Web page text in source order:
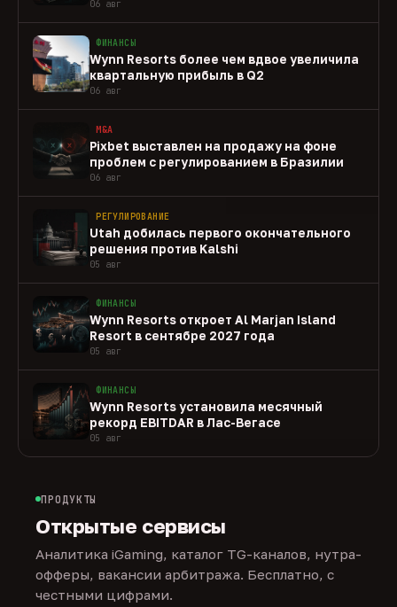
06 авг
ФИНАНСЫ
Wynn Resorts более чем вдвое увеличила
квартальную прибыль в Q2
06 авг
M&A
Pixbet выставлен на продажу на фоне
проблем с регулированием в Бразилии
06 авг
РЕГУЛИРОВАНИЕ
Utah добилась первого окончательного
решения против Kalshi
05 авг
ФИНАНСЫ
Wynn Resorts откроет Al Marjan Island
Resort в сентябре 2027 года
05 авг
ФИНАНСЫ
Wynn Resorts установила месячный
рекорд EBITDAR в Лас-Вегасе
05 авг
ПРОДУКТЫ
Открытые сервисы
Аналитика iGaming, каталог TG-каналов, нутра-
офферы, вакансии арбитража. Бесплатно, с
честными цифрами.